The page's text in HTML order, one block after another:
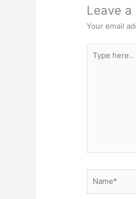
Leave a
Your email
here..